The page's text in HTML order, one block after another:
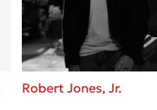
Robert Jones, Jr.